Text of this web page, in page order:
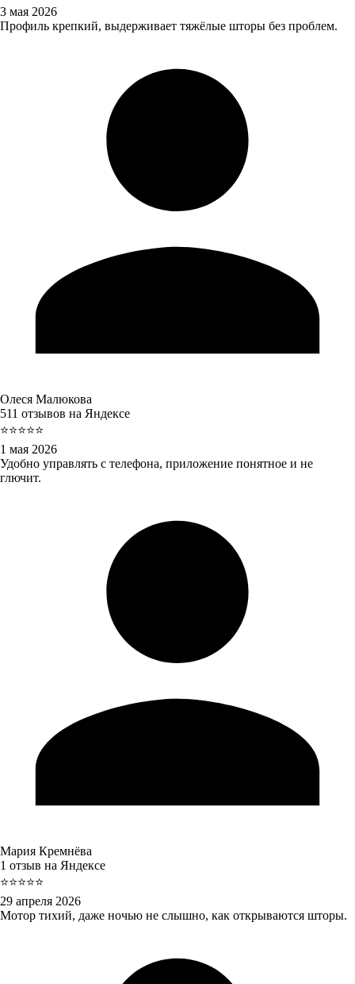
3 мая 2026
Профиль крепкий, выдерживает тяжёлые шторы без проблем.
Олеся Малюкова
511 отзывов на Яндексе
⭐⭐⭐⭐⭐
1 мая 2026
Удобно управлять с телефона, приложение понятное и не
глючит.
Мария Кремнёва
1 отзыв на Яндексе
⭐⭐⭐⭐⭐
29 апреля 2026
Мотор тихий, даже ночью не слышно, как открываются шторы.